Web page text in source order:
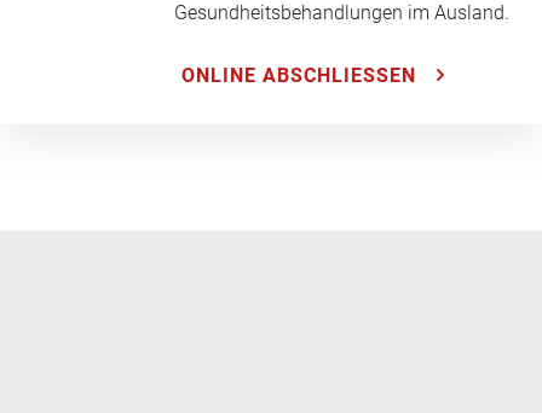
Gesundheitsbehandlungen im Ausland.
ONLINE ABSCHLIESSEN